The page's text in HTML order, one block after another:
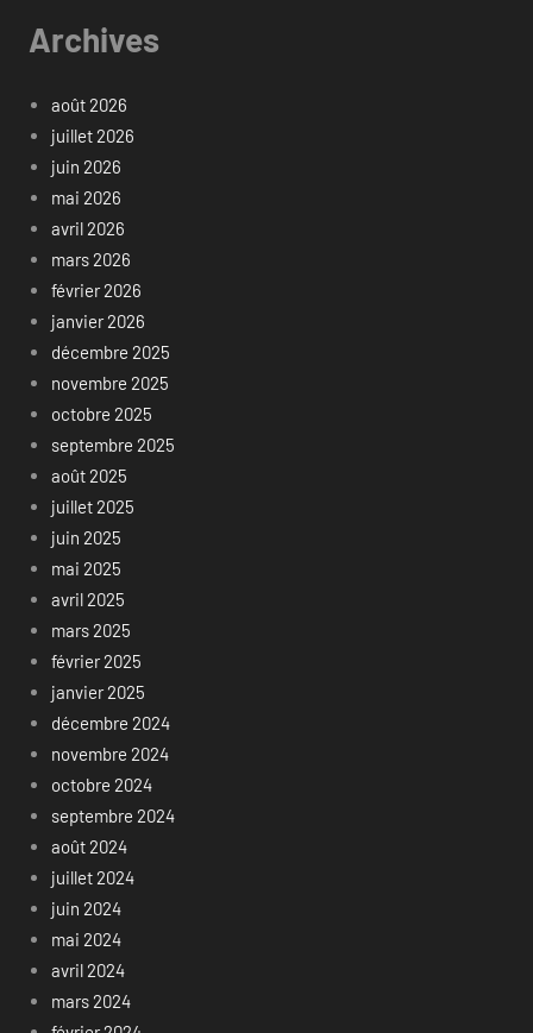
Archives
août 2026
juillet 2026
juin 2026
mai 2026
avril 2026
mars 2026
février 2026
janvier 2026
décembre 2025
novembre 2025
octobre 2025
septembre 2025
août 2025
juillet 2025
juin 2025
mai 2025
avril 2025
mars 2025
février 2025
janvier 2025
décembre 2024
novembre 2024
octobre 2024
septembre 2024
août 2024
juillet 2024
juin 2024
mai 2024
avril 2024
mars 2024